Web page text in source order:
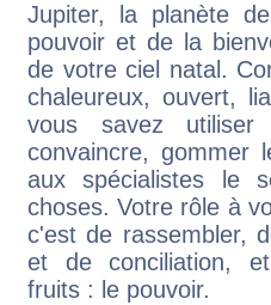
Jupiter, la planète
pouvoir et de la
de votre ciel natal.
chaleureux, ouvert,
vous savez
convaincre, gommer
aux spécialistes le
choses. Votre rôle à
c'est de rassembler,
et de conciliation,
fruits : le pouvoir.